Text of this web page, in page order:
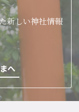
新しい神社情報
へ